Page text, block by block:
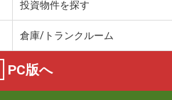
投資物件を探す
倉庫/トランクルーム
PC版へ